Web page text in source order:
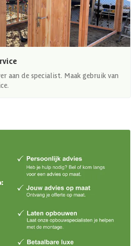
aan de specialist. Maak gebruik van